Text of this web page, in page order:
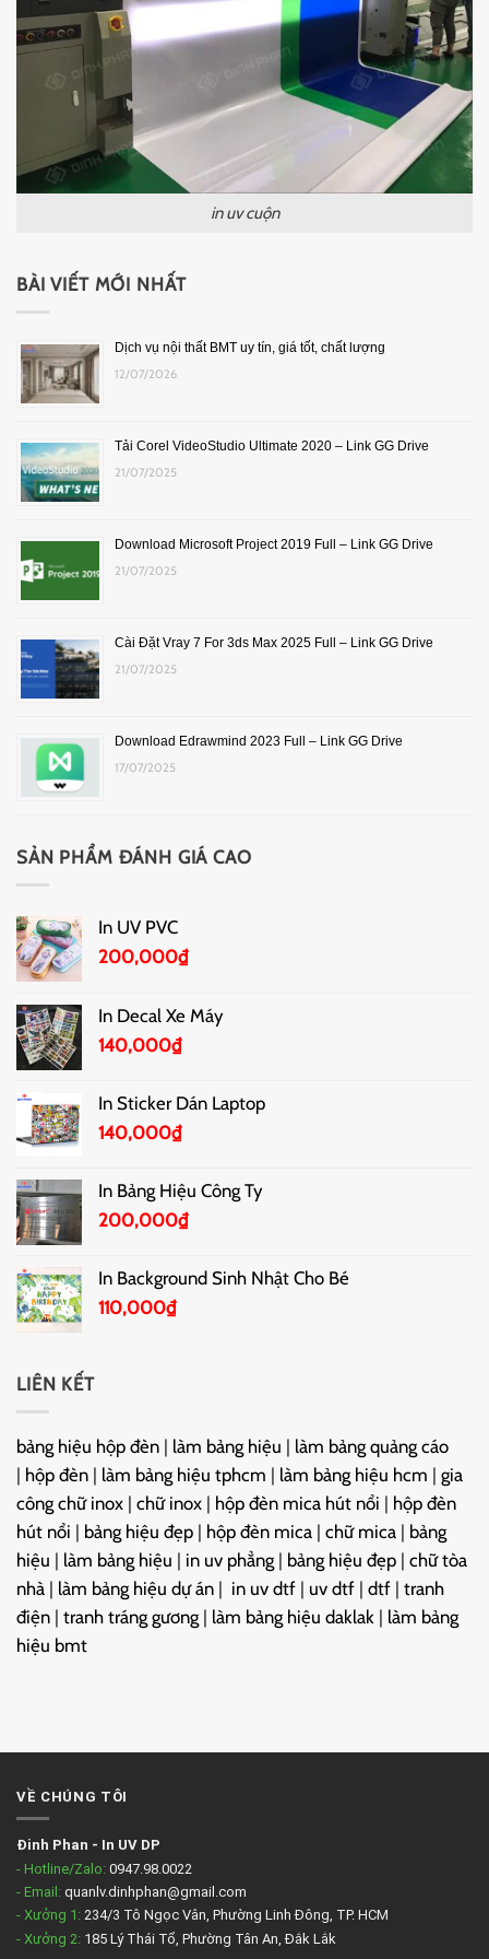
in uv cuộn
BÀI VIẾT MỚI NHẤT
Dịch vụ nội thất BMT uy tín, giá tốt, chất lượng
12/07/2026
Tải Corel VideoStudio Ultimate 2020 – Link GG Drive
21/07/2025
Download Microsoft Project 2019 Full – Link GG Drive
21/07/2025
Cài Đặt Vray 7 For 3ds Max 2025 Full – Link GG Drive
21/07/2025
Download Edrawmind 2023 Full – Link GG Drive
17/07/2025
SẢN PHẨM ĐÁNH GIÁ CAO
In UV PVC
200,000₫
In Decal Xe Máy
140,000₫
In Sticker Dán Laptop
140,000₫
In Bảng Hiệu Công Ty
200,000₫
In Background Sinh Nhật Cho Bé
110,000₫
LIÊN KẾT
bảng hiệu hộp đèn | làm bảng hiệu | làm bảng quảng cáo
| hộp đèn | làm bảng hiệu tphcm | làm bảng hiệu hcm | gia
công chữ inox | chữ inox | hộp đèn mica hút nổi | hộp đèn
hút nổi | bảng hiệu đẹp | hộp đèn mica | chữ mica | bảng
hiệu | làm bảng hiệu | in uv phẳng | bảng hiệu đẹp | chữ tòa
nhà | làm bảng hiệu dự án | in uv dtf | uv dtf | dtf | tranh
điện | tranh tráng gương | làm bảng hiệu daklak | làm bảng
hiệu bmt
VỀ CHÚNG TÔI
Đinh Phan - In UV DP
- Hotline/Zalo: 0947.98.0022
- Email: quanlv.dinhphan@gmail.com
- Xưởng 1: 234/3 Tô Ngọc Vân, Phường Linh Đông, TP. HCM
- Xưởng 2: 185 Lý Thái Tổ, Phường Tân An, Đắk Lắk